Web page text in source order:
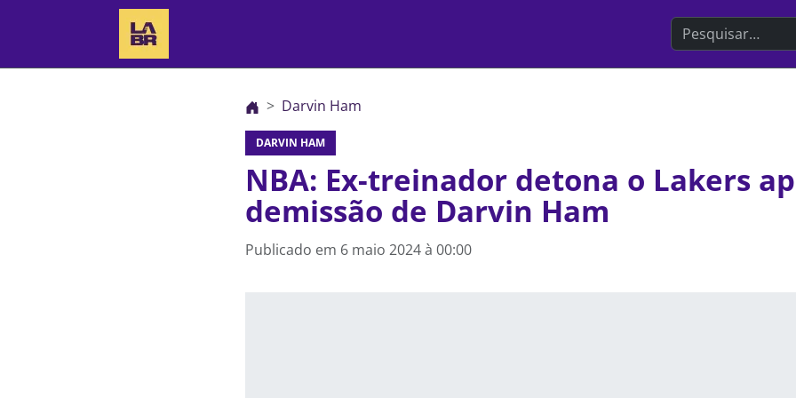
Search the website
Darvin Ham
DARVIN HAM
NBA: Ex-treinador detona o Lakers
demissão de Darvin Ham
Publicado em 6 maio 2024 à 00:00